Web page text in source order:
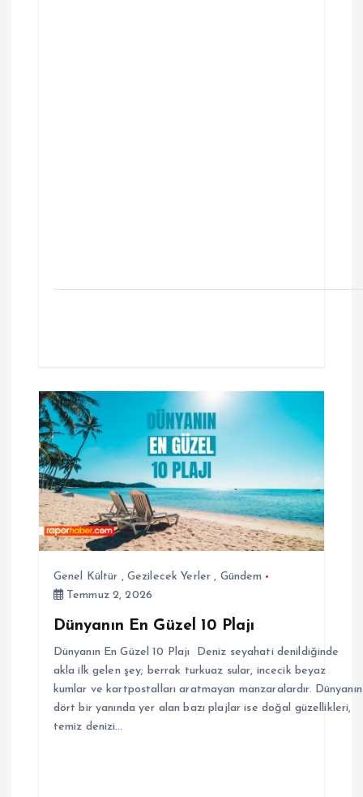
Genel Kültür , Gezilecek Yerler , Gündem
Temmuz 2, 2026
Dünyanın En Güzel 10 Plajı
Dünyanın En Güzel 10 Plajı Deniz seyahati denildiğinde
akla ilk gelen şey; berrak turkuaz sular, incecik beyaz
kumlar ve kartpostalları aratmayan manzaralardır. Dünyanın
dört bir yanında yer alan bazı plajlar ise doğal güzellikleri,
temiz denizi…